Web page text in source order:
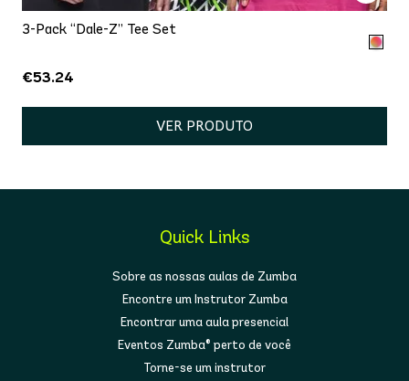
3-Pack “Dale-Z” Tee Set
€53.24
VER PRODUTO
Quick Links
Sobre as nossas aulas de Zumba
Encontre um Instrutor Zumba
Encontrar uma aula presencial
Eventos Zumba® perto de você
Torne-se um instrutor